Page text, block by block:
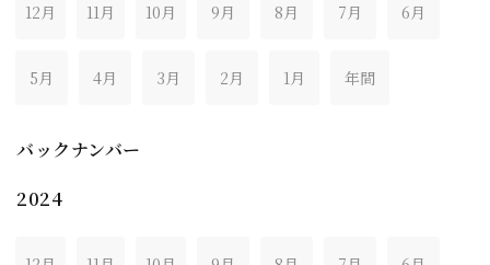
12月 11月 10月 9月 8月 7月 6月
5月 4月 3月 2月 1月 年間
バックナンバー
2024